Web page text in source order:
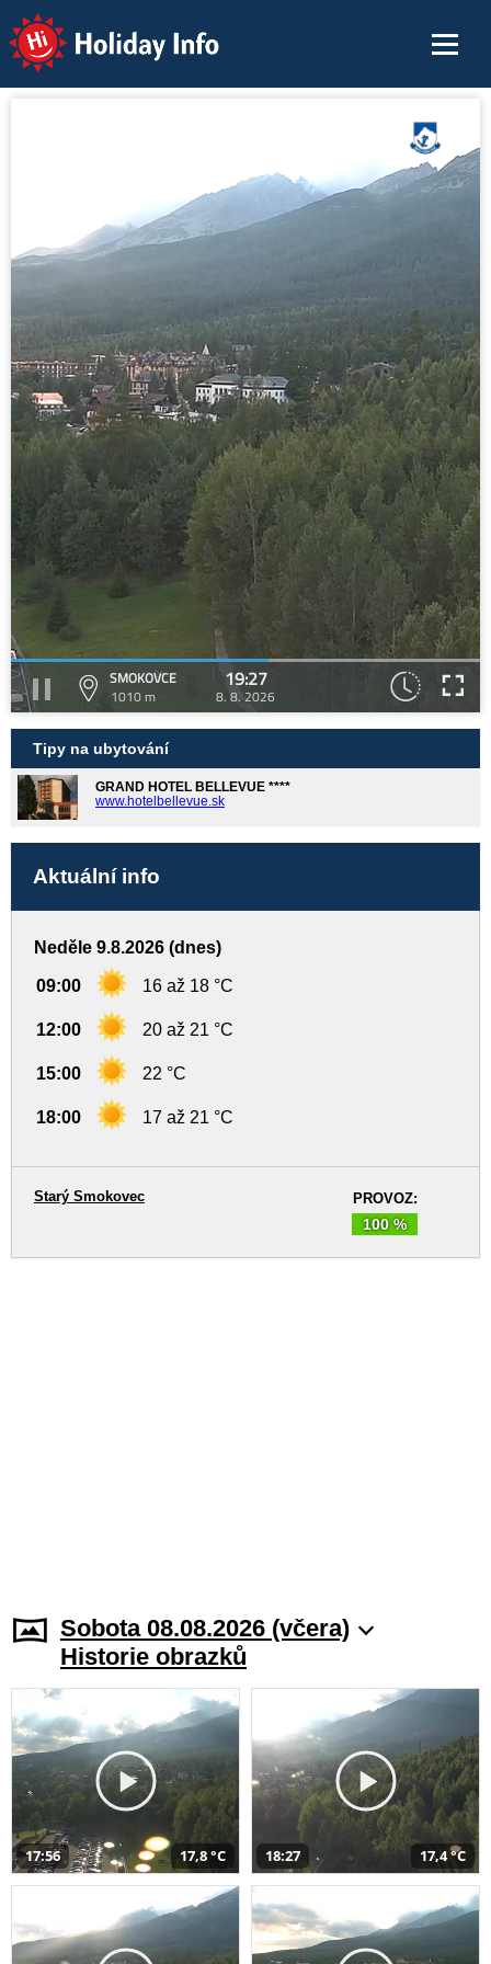
Holiday Info
SMOKOVCE
1010 m
19:27
8. 8. 2026
Tipy na ubytování
GRAND HOTEL BELLEVUE ****
www.hotelbellevue.sk
Aktuální info
Neděle 9.8.2026 (dnes)
09:00 16 až 18 °C
12:00 20 až 21 °C
15:00 22 °C
18:00 17 až 21 °C
PROVOZ:
100 %
Starý Smokovec
Sobota 08.08.2026 (včera)
Historie obrazků
17:56 17,8 °C 18:27 17,4 °C